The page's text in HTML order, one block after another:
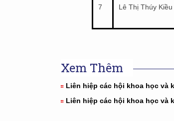
7 Lê Thị Thúy Kiều
Xem Thêm
Liên hiệp các hội khoa học và
Liên hiệp các hội khoa học và